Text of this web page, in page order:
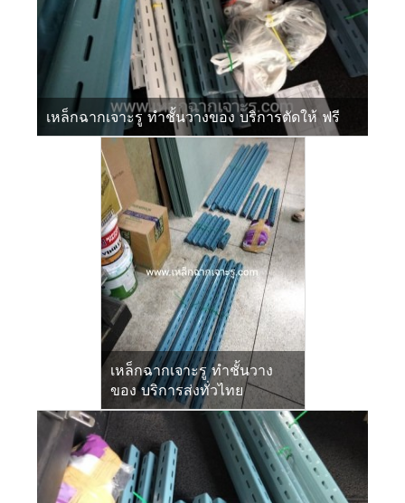
เหล็กฉากเจาะรู ทำชั้นวางของ บริการตัดให้ ฟรี
เหล็กฉากเจาะรู ทำชั้นวาง
ของ บริการส่งทั่วไทย